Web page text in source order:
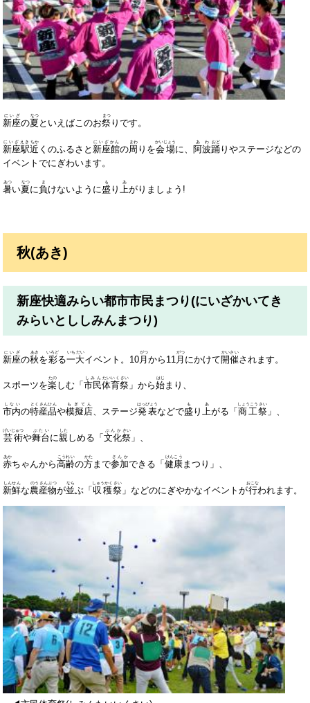
新座
にいざ
の夏
なつ
といえばこのお祭
まつ
りです。
新座駅
にいざえき
近
ちか
くのふるさと 新座館
にいざかん
の周
まわ
りを会場
かいじょう
に、 阿波
あわ
踊
おど
りやステージなどの
イベントでにぎわいます。
暑
あつ
い夏
なつ
に負
ま
けないように盛
も
り 上
あ
がりましょう!
秋(あき)
新座快適みらい都市市民まつり(にいざかいてき
みらいとししみんまつり)
新座
にいざ
の秋
あき
を彩
いろど
る一
いち
大
だい
イベント。10 月
がつ
から11 月
がつ
にかけて開催
かいさい
されます。
スポーツを楽
たの
しむ「市民
しみん
体育
たいいく
祭
さい
」から始
はじ
まり、
市内
しない
の特
とく
産品
さんひん
や模擬店
もぎてん
、ステージ発表
はっぴょう
などで盛
も
り上
あ
がる「商工
しょうこう
祭
さい
」、
芸術
げいじゅつ
や舞台
ぶたい
に親
した
しめる「文化
ぶんか
祭
さい
」、
赤
あか
ちゃんから高齢
こうれい
の方
かた
まで参加
さんか
できる「健康
けんこう
まつり」、
新鮮
しんせん
な農産物
のうさんぶつ
が並
なら
ぶ「収穫
しゅうかく
祭
さい
」などのにぎやかなイベントが行
おこな
われます。